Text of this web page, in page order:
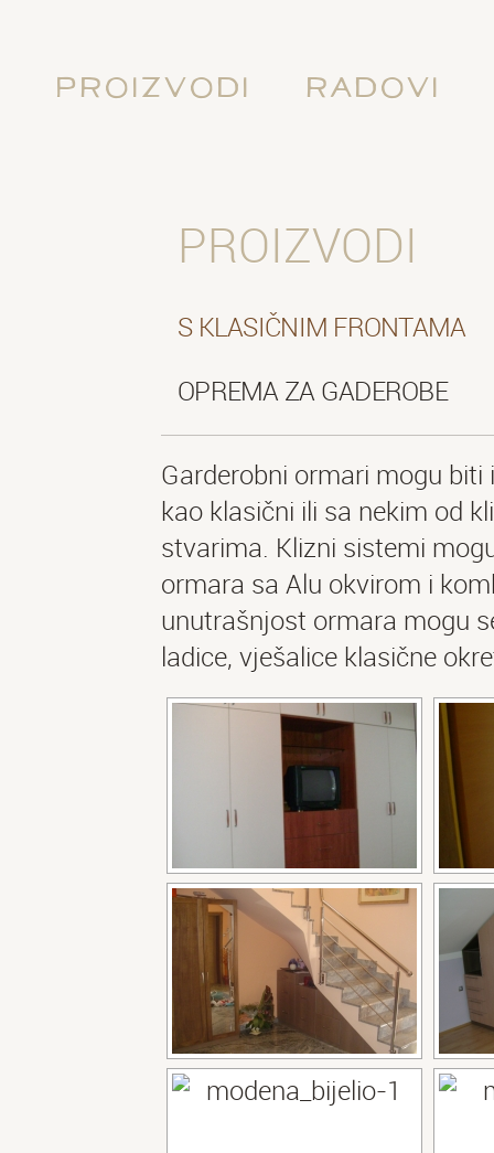
Proizvodi Radovi
PROIZVODI
S KLASIČNIM FRONTAMA
OPREMA ZA GADEROBE
Garderobni ormari mogu
kao klasični ili sa nekim od
stvarima. Klizni sistemi
ormara sa Alu okvirom i
unutrašnjost ormara mogu
ladice, vješalice klasične